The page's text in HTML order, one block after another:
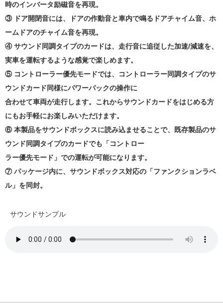
時のインバータ励磁音を再現。
③ ドア開閉音には、ドアの作動音と車内で鳴るドアチャイム音、ホ
ームドアのチャイム音を再現。
④ サウンド同調タイプのカードは、走行音に追従した加速/減速を、
実車を運転するような感覚で楽しめます。
⑤ コントローラー優先モードでは、コントローラー同調タイプのサ
ウンドカード同様にパワーパックの操作に
合わせて車両が走行します。これからサウンドカードをはじめる方
にもお手軽にお楽しみいただけます。
⑥ 本製品をサウンドボックスに読み込ませることで、既存製品のサ
ウンド同調タイプのカードでも「コントロー
ラー優先モード」での運転が可能になります。
⑦ パッケージ内に、サウンドボックス対応の「ファンクションラベ
ル」を同封。
サウンドサンプル